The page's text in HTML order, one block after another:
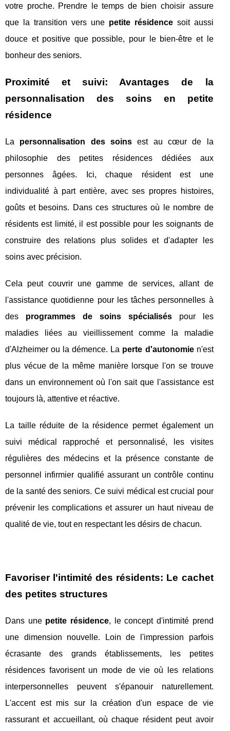
votre proche. Prendre le temps de bien choisir assure
que la transition vers une petite résidencesoit aussi
douce et positive que possible, pour le bien-être et le
bonheur des seniors.
Proximité et suivi: Avantages de la
personnalisation des soins en petite
résidence
La personnalisation des soinsest au cœur de la
philosophie des petites résidences dédiées aux
personnes âgées. Ici, chaque résident est une
individualité à part entière, avec ses propres histoires,
goûts et besoins. Dans ces structures où le nombre de
résidents est limité, il est possible pour les soignants de
construire des relations plus solides et d'adapter les
soins avec précision.
Cela peut couvrir une gamme de services, allant de
l'assistance quotidienne pour les tâches personnelles à
des programmes de soins spécialiséspour les
maladies liées au vieillissement comme la maladie
d'Alzheimer ou la démence. La perte d'autonomien'est
plus vécue de la même manière lorsque l'on se trouve
dans un environnement où l'on sait que l'assistance est
toujours là, attentive et réactive.
La taille réduite de la résidence permet également un
suivi médical rapproché et personnalisé, les visites
régulières des médecins et la présence constante de
personnel infirmier qualifié assurant un contrôle continu
de la santé des seniors. Ce suivi médical est crucial pour
prévenir les complications et assurer un haut niveau de
qualité de vie, tout en respectant les désirs de chacun.
Favoriser l'intimité des résidents: Le cachet
des petites structures
Dans une petite résidence, le concept d'intimité prend
une dimension nouvelle. Loin de l'impression parfois
écrasante des grands établissements, les petites
résidences favorisent un mode de vie où les relations
interpersonnelles peuvent s'épanouir naturellement.
L'accent est mis sur la création d'un espace de vie
rassurant et accueillant, où chaque résident peut avoir